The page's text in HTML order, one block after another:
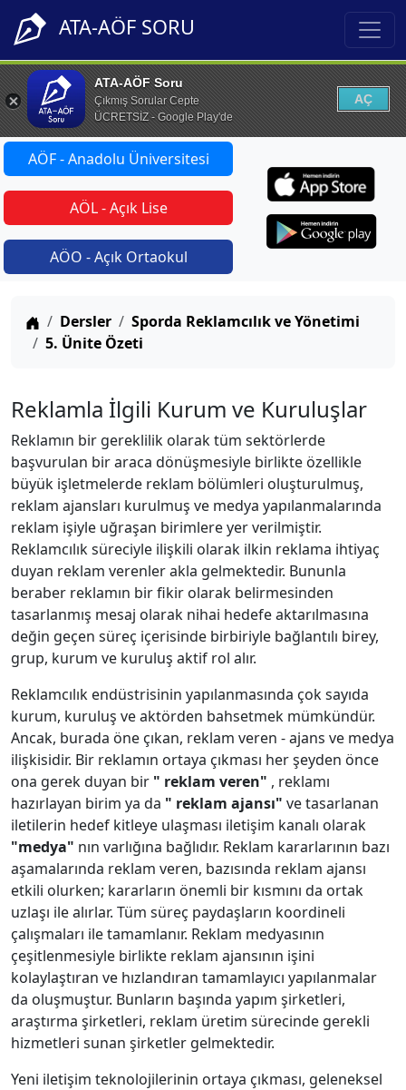
ATA-AÖF SORU
ATA-AÖF Soru
Çıkmış Sorular Cepte
ÜCRETSİZ - Google Play'de
AÇ
AÖF - Anadolu Üniversitesi
AÖL - Açık Lise
AÖO - Açık Ortaokul
Anasayfa
Dersler
Sporda Reklamcılık ve Yönetimi
5. Ünite Özeti
Reklamla İlgili Kurum ve Kuruluşlar
Reklamın bir gereklilik olarak tüm sektörlerde
başvurulan bir araca dönüşmesiyle birlikte özellikle
büyük işletmelerde reklam bölümleri oluşturulmuş,
reklam ajansları kurulmuş ve medya yapılanmalarında
reklam işiyle uğraşan birimlere yer verilmiştir.
Reklamcılık süreciyle ilişkili olarak ilkin reklama ihtiyaç
duyan reklam verenler akla gelmektedir. Bununla
beraber reklamın bir fikir olarak belirmesinden
tasarlanmış mesaj olarak nihai hedefe aktarılmasına
değin geçen süreç içerisinde birbiriyle bağlantılı birey,
grup, kurum ve kuruluş aktif rol alır.
Reklamcılık endüstrisinin yapılanmasında çok sayıda
kurum, kuruluş ve aktörden bahsetmek mümkündür.
Ancak, burada öne çıkan, reklam veren - ajans ve medya
ilişkisidir. Bir reklamın ortaya çıkması her şeyden önce
ona gerek duyan bir " reklam veren" , reklamı
hazırlayan birim ya da " reklam ajansı" ve tasarlanan
iletilerin hedef kitleye ulaşması iletişim kanalı olarak
"medya" nın varlığına bağlıdır. Reklam kararlarının bazı
aşamalarında reklam veren, bazısında reklam ajansı
etkili olurken; kararların önemli bir kısmını da ortak
uzlaşı ile alırlar. Tüm süreç paydaşların koordineli
çalışmaları ile tamamlanır. Reklam medyasının
çeşitlenmesiyle birlikte reklam ajansının işini
kolaylaştıran ve hızlandıran tamamlayıcı yapılanmalar
da oluşmuştur. Bunların başında yapım şirketleri,
araştırma şirketleri, reklam üretim sürecinde gerekli
hizmetleri sunan şirketler gelmektedir.
Yeni iletişim teknolojilerinin ortaya çıkması, geleneksel